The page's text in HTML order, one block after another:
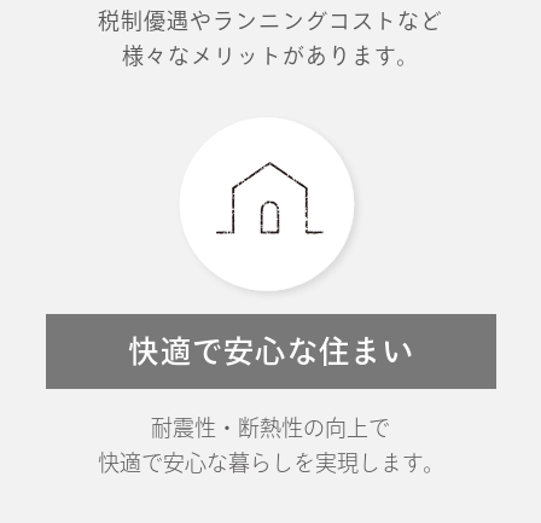
税制優遇やランニングコストなど
様々なメリットがあります。
快適で安心な住まい
耐震性・断熱性の向上で
快適で安心な暮らしを実現します。